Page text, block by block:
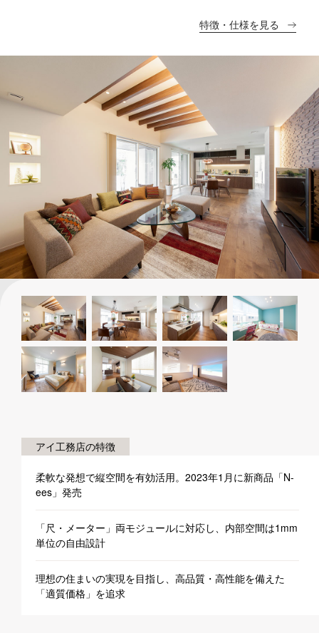
特徴・仕様を見る
アイ工務店の特徴
柔軟な発想で縦空間を有効活用。2023年1月に新商品「N-
ees」発売
「尺・メーター」両モジュールに対応し、内部空間は1mm
単位の自由設計
理想の住まいの実現を目指し、高品質・高性能を備えた
「適質価格」を追求